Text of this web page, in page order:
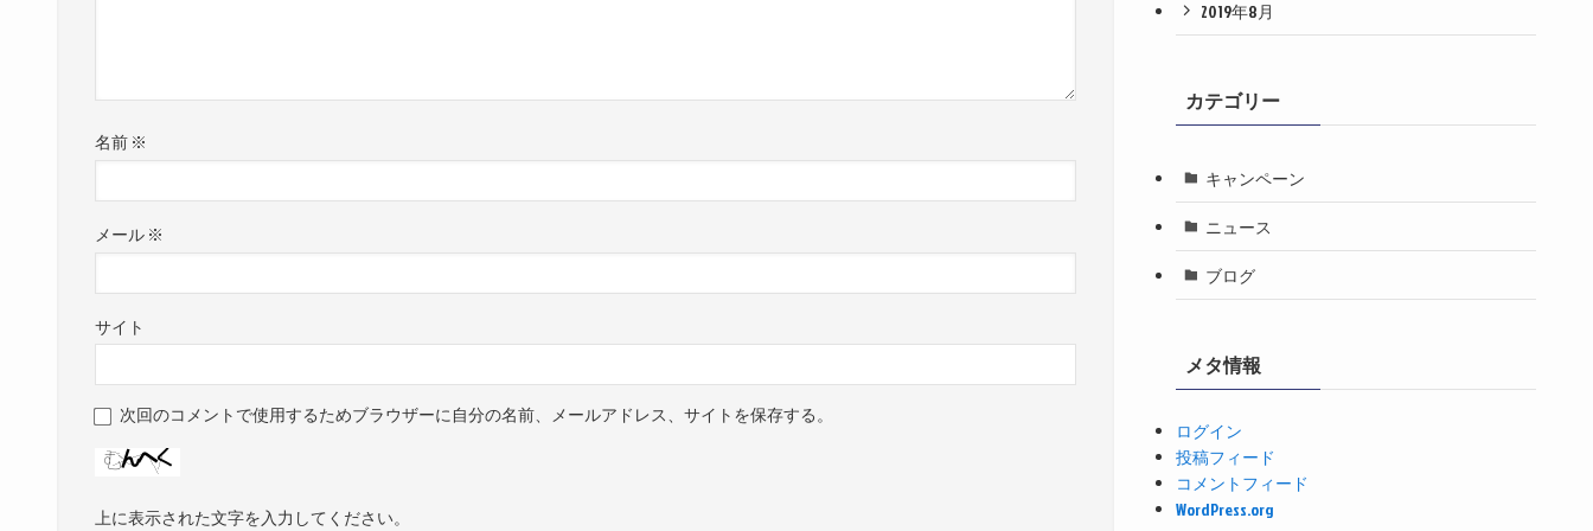
名前※
メール※
サイト
次回のコメントで使用するためブラウザーに自分の名前、メールアドレス、サイトを保存する。
上に表示された文字を入力してください。
2019年8月
カテゴリー
キャンペーン
ニュース
ブログ
メタ情報
ログイン
投稿フィード
コメントフィード
WordPress.org